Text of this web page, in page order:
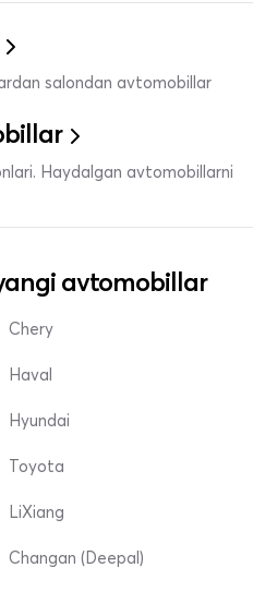
salondan avtomobillar
Haydalgan avtomobillarni
avtomobillar
Chery
Haval
Hyundai
Toyota
LiXiang
Changan (Deepal)